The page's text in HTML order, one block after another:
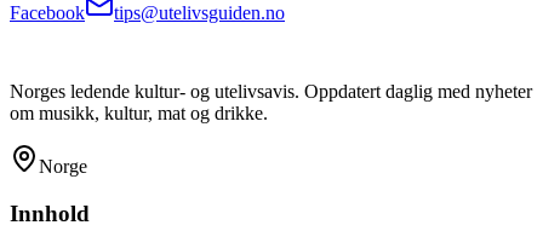
Facebook tips@utelivsguiden.no
Norges ledende kultur- og utelivsavis. Oppdatert daglig med nyheter
om musikk, kultur, mat og drikke.
Norge
Innhold